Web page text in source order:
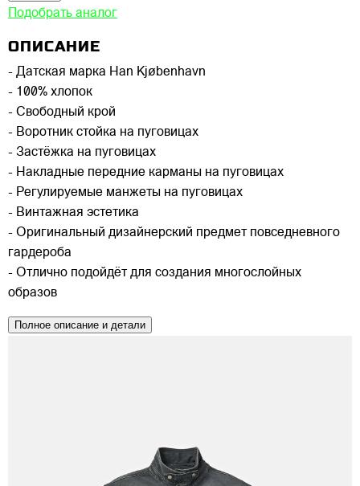
Подобрать аналог
ОПИСАНИЕ
- Датская марка Han Kjøbenhavn
- 100% хлопок
- Свободный крой
- Воротник стойка на пуговицах
- Застёжка на пуговицах
- Накладные передние карманы на пуговицах
- Регулируемые манжеты на пуговицах
- Винтажная эстетика
- Оригинальный дизайнерский предмет повседневного
гардероба
- Отлично подойдёт для создания многослойных
образов
Полное описание и детали